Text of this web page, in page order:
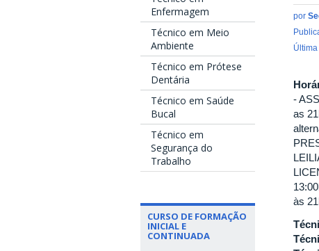
Enfermagem
Técnico em Meio
Ambiente
Técnico em Prótese
Dentária
Técnico em Saúde
Bucal
Técnico em
Segurança do
Trabalho
CURSO DE FORMAÇÃO
INICIAL E
CONTINUADA
por
-
as
às